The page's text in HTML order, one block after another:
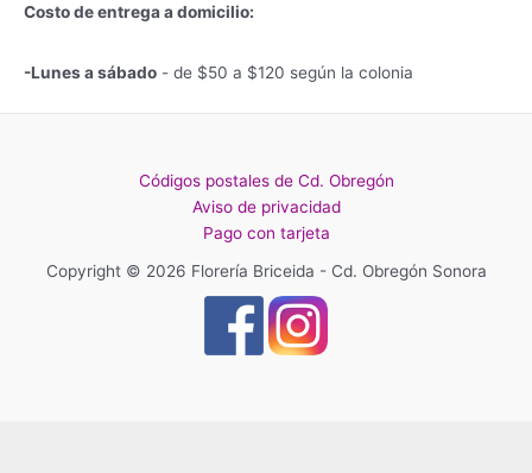
Costo de entrega a domicilio:
-Lunes a sábado - de $50 a $120 según la colonia
Códigos postales de Cd. Obregón
Aviso de privacidad
Pago con tarjeta
Copyright © 2026 Florería Briceida - Cd. Obregón Sonora